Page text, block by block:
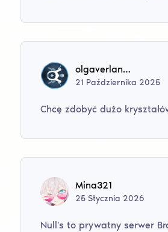
olgaverlan701
21 Października 2025
Chcę zdobyć dużo
Mina321
25Stycznia 2026
Null's to prywatny serwer